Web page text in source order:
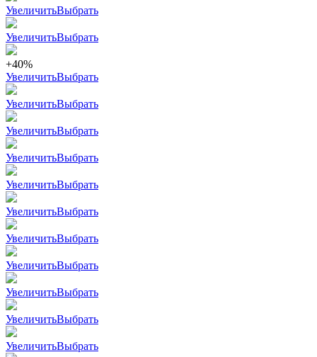
УвеличитьВыбрать
УвеличитьВыбрать
+40%
УвеличитьВыбрать
УвеличитьВыбрать
УвеличитьВыбрать
УвеличитьВыбрать
УвеличитьВыбрать
УвеличитьВыбрать
УвеличитьВыбрать
УвеличитьВыбрать
УвеличитьВыбрать
УвеличитьВыбрать
УвеличитьВыбрать